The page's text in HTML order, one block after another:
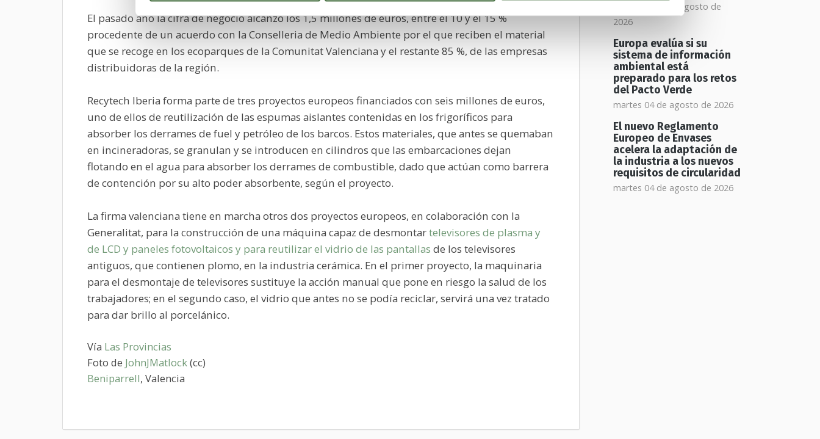
El pasado año la cifra de negocio alcanzó los 1,5 millones de euros, entre el 10 y el 15 %
procedente de un acuerdo con la Conselleria de Medio Ambiente por el que reciben el material
que se recoge en los ecoparques de la Comunitat Valenciana y el restante 85 %, de las empresas
distribuidoras de la región.
Recytech Iberia forma parte de tres proyectos europeos financiados con seis millones de euros,
uno de ellos de reutilización de las espumas aislantes contenidas en los frigoríficos para
absorber los derrames de fuel y petróleo de los barcos. Estos materiales, que antes se quemaban
en incineradoras, se granulan y se introducen en cilindros que las embarcaciones dejan
flotando en el agua para absorber los derrames de combustible, dado que actúan como barrera
de contención por su alto poder absorbente, según el proyecto.
La firma valenciana tiene en marcha otros dos proyectos europeos, en colaboración con la
Generalitat, para la construcción de una máquina capaz de desmontartelevisores de plasma y
de LCD y paneles fotovoltaicos y para reutilizar el vidrio de las pantallas de los televisores
antiguos, que contienen plomo, en la industria cerámica. En el primer proyecto, la maquinaria
para el desmontaje de televisores sustituye la acción manual que pone en riesgo la salud de los
trabajadores; en el segundo caso, el vidrio que antes no se podía reciclar, servirá una vez tratado
para dar brillo al porcelánico.
Vía Las Provincias
Foto de JohnJMatlock(cc)
Beniparrell, Valencia
miércoles 05 de agosto de
2026
Europa evalúa si su
sistema de información
ambiental está
preparado para los retos
del Pacto Verde
martes 04 de agosto de 2026
El nuevo Reglamento
Europeo de Envases
acelera la adaptación de
la industria a los nuevos
requisitos de circularidad
martes 04 de agosto de 2026